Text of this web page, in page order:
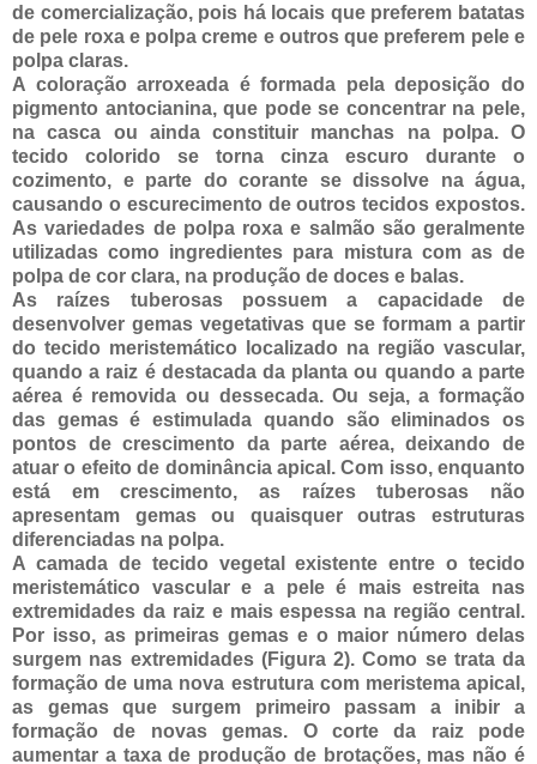
de comercialização, pois há locais que preferem batatas
de pele roxa e polpa creme e outros que preferem pele e
polpa claras.
A coloração arroxeada é formada pela deposição do
pigmento antocianina, que pode se concentrar na pele,
na casca ou ainda constituir manchas na polpa. O
tecido colorido se torna cinza escuro durante o
cozimento, e parte do corante se dissolve na água,
causando o escurecimento de outros tecidos expostos.
As variedades de polpa roxa e salmão são geralmente
utilizadas como ingredientes para mistura com as de
polpa de cor clara, na produção de doces e balas.
As raízes tuberosas possuem a capacidade de
desenvolver gemas vegetativas que se formam a partir
do tecido meristemático localizado na região vascular,
quando a raiz é destacada da planta ou quando a parte
aérea é removida ou dessecada. Ou seja, a formação
das gemas é estimulada quando são eliminados os
pontos de crescimento da parte aérea, deixando de
atuar o efeito de dominância apical. Com isso, enquanto
está em crescimento, as raízes tuberosas não
apresentam gemas ou quaisquer outras estruturas
diferenciadas na polpa.
A camada de tecido vegetal existente entre o tecido
meristemático vascular e a pele é mais estreita nas
extremidades da raiz e mais espessa na região central.
Por isso, as primeiras gemas e o maior número delas
surgem nas extremidades (Figura 2). Como se trata da
formação de uma nova estrutura com meristema apical,
as gemas que surgem primeiro passam a inibir a
formação de novas gemas. O corte da raiz pode
aumentar a taxa de produção de brotações, mas não é